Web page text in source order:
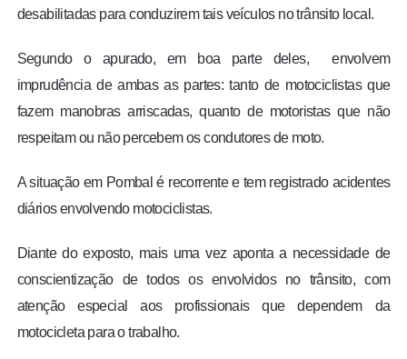
desabilitadas para conduzirem tais veículos no trânsito local.
Segundo o apurado, em boa parte deles, envolvem
imprudência de ambas as partes: tanto de motociclistas que
fazem manobras arriscadas, quanto de motoristas que não
respeitam ou não percebem os condutores de moto.
A situação em Pombal é recorrente e tem registrado acidentes
diários envolvendo motociclistas.
Diante do exposto, mais uma vez aponta a necessidade de
conscientização de todos os envolvidos no trânsito, com
atenção especial aos profissionais que dependem da
motocicleta para o trabalho.